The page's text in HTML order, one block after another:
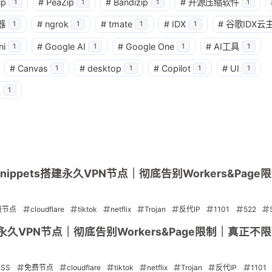
加密货币4 大模型 12 实体卡2 常
数字套利3 数字货币1 机场11 满满
稳定币入金1 美股开户2 节点14
4篇 3篇
1 # PeaZip 1 # Bandizip 1 # 开源压缩软件 1
1 # ngrok 1 # tmate 1 # IDX 1 # 谷歌IDX云
1 # Google AI 1 # Google One 1 # AI工具 1
# Canvas 1 # desktop 1 # Copilot 1 # UI 1
1
搭建永久VPN节点｜彻底告别Workers&Page
节点 cloudflare tiktok netflix Trojan 反代IP 1101 522
VPN节点｜彻底告别Workers&Page限制｜真正不
免费节点 cloudflare tiktok netflix Trojan 反代IP 1101